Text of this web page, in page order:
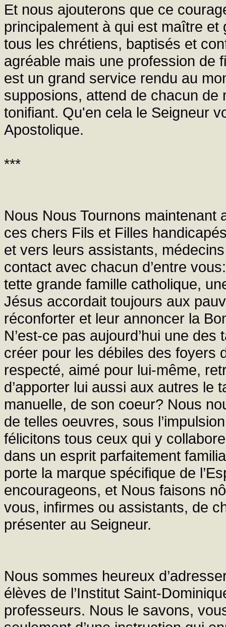
Et nous ajouterons que ce
principalement à qui est maître
tous les chrétiens, baptisés et
agréable mais une profession de
est un grand service rendu au
supposions, attend de chacun
tonifiant. Qu'en cela le Seigneur
Apostolique.
***
Nous Nous Tournons
ces chers Fils et Filles
et vers leurs assistants,
contact avec chacun d’entre
tette grande famille catholique,
Jésus accordait toujours aux
réconforter et leur annoncer la
N’est-ce pas aujourd’hui une
créer pour les débiles des foyers
respecté, aimé pour lui-même,
d’apporter lui aussi aux autres le
manuelle, de son coeur? Nous
de telles oeuvres, sous
félicitons tous ceux qui y
dans un esprit parfaitement
porte la marque spécifique de
encourageons, et Nous faisons
vous, infirmes ou assistants, de
présenter au Seigneur.
Nous sommes heureux
élèves de l’Institut Saint-
professeurs. Nous le savons,